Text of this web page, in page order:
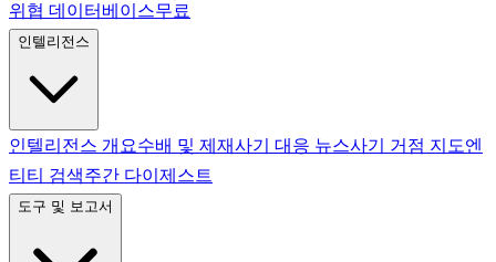
위협 데이터베이스무료
인텔리전스
인텔리전스 개요수배 및 제재사기 대응 뉴스사기 거점 지도엔
티티 검색주간 다이제스트
도구 및 보고서